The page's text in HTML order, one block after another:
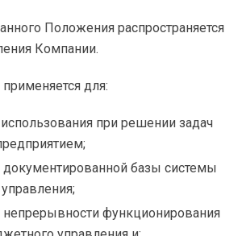
Положения распространяется
Компании.
для:
при решении задач
документированной базы системы
непрерывности функционирования